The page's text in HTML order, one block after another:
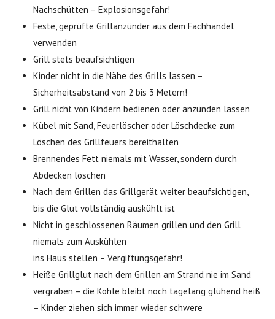
Nachschütten – Explosionsgefahr!
Feste, geprüfte Grillanzünder aus dem Fachhandel
verwenden
Grill stets beaufsichtigen
Kinder nicht in die Nähe des Grills lassen –
Sicherheitsabstand von 2 bis 3 Metern!
Grill nicht von Kindern bedienen oder anzünden lassen
Kübel mit Sand, Feuerlöscher oder Löschdecke zum
Löschen des Grillfeuers bereithalten
Brennendes Fett niemals mit Wasser, sondern durch
Abdecken löschen
Nach dem Grillen das Grillgerät weiter beaufsichtigen,
bis die Glut vollständig auskühlt ist
Nicht in geschlossenen Räumen grillen und den Grill
niemals zum Auskühlen
ins Haus stellen – Vergiftungsgefahr!
Heiße Grillglut nach dem Grillen am Strand nie im Sand
vergraben – die Kohle bleibt noch tagelang glühend heiß
– Kinder ziehen sich immer wieder schwere